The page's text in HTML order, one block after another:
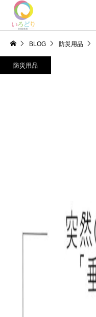
BLOG 防災用品
防災用品